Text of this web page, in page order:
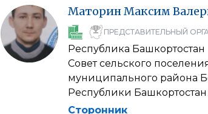
МаторинМаксим
ПРЕДСТАВИТЕЛЬНЫЙ
Республика Башкортостан
Совет сельского
муниципального района
Республики Башкортостан
Сторонник